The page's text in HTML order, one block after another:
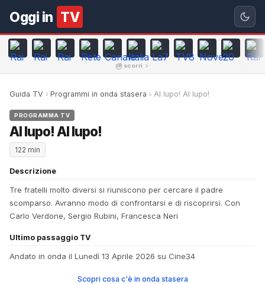
Oggi in TV
scorri
Guida TV Programmi in onda stasera Al lupo! Al lupo!
PROGRAMMA TV
Al lupo! Al lupo!
122 min
Descrizione
Tre fratelli molto diversi si riuniscono per cercare il padre
scomparso. Avranno modo di confrontarsi e di riscoprirsi. Con
Carlo Verdone, Sergio Rubini, Francesca Neri
Ultimo passaggio TV
Andato in onda il Lunedì 13 Aprile 2026 su Cine34
Scopri cosa c'è in onda stasera